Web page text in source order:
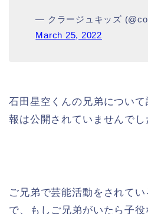
— クラージュキッズ
March 25, 2022
石田星空くんの兄弟につい
報は公開されていませんでし
ご兄弟で芸能活動をされて
で、もしご兄弟がいたら子